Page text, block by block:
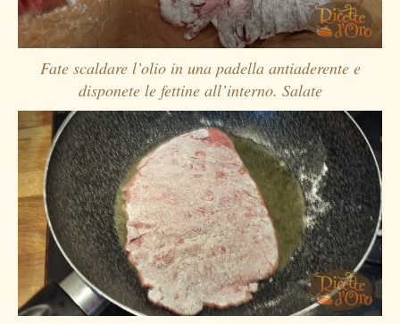
Fate scaldare l’olio in una padella antiaderente e
disponete le fettine all’interno. Salate